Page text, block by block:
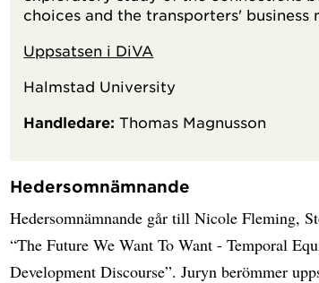
choices and the transporters' business
Uppsatsen i DiVA
Halmstad University
Handledare: Thomas Magnusson
Hedersomnämnande
Hedersomnämnande går till Nicole Fleming,
“The Future We Want To Want - Temporal
Development Discourse”. Juryn berömmer